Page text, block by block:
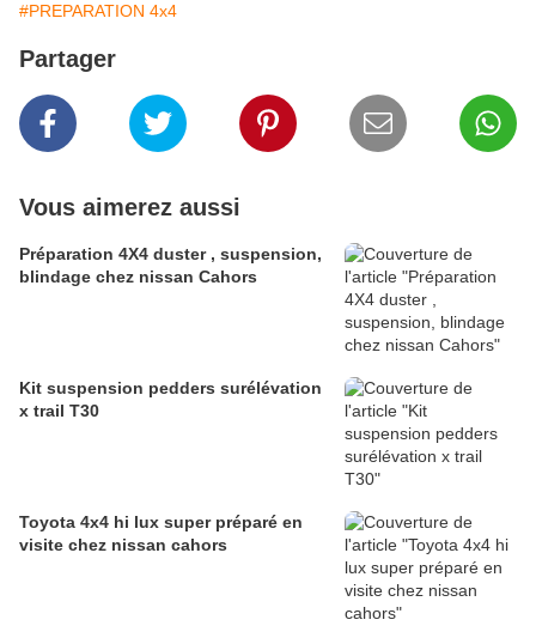
#PREPARATION 4x4
Partager
Vous aimerez aussi
Préparation 4X4 duster , suspension,
blindage chez nissan Cahors
Kit suspension pedders surélévation
x trail T30
Toyota 4x4 hi lux super préparé en
visite chez nissan cahors